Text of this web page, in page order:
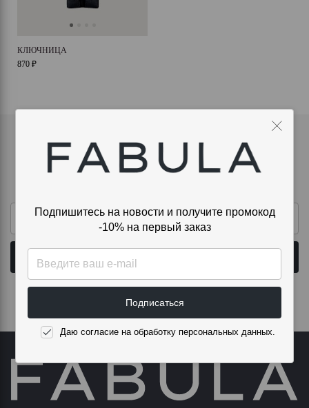
КЛЮЧНИЦА
870 ₽
Подпишитесь на новости и получите
Подписаться
Даю согласие на обработку персональных данных.
Подпишитесь на новости и получите промокод
-10% на первый заказ
Подписаться
Даю согласие на обработку персональных данных.